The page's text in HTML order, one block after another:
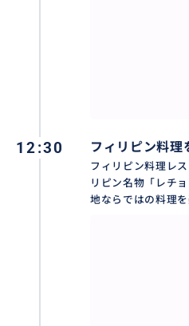
12:30 フィリピン料理
フィリピン料理レ
リピン名物「レチ
地ならではの料理を